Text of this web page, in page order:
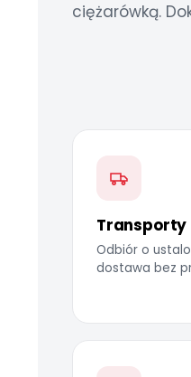
ciężarówką.
Transporty
Odbiór o
dostawa bez